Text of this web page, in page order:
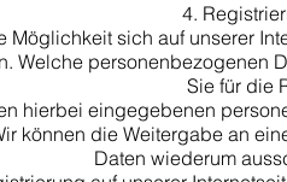
4.
Möglichkeit sich auf unserer
Welche personenbezogenen
Sie für die
hierbei eingegebenen
können die Weitergabe an
Daten wiederum